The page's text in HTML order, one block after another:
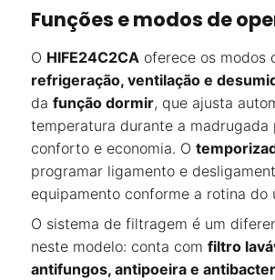
Funções e modos de
O HIFE24C2CA oferece os modos
refrigeração, ventilação e
da função dormir, que ajusta
temperatura durante a madrugada
conforto e economia. O
programar ligamento e
equipamento conforme a rotina do
O sistema de filtragem é um
neste modelo: conta com filtro
antifungos, antipoeira e